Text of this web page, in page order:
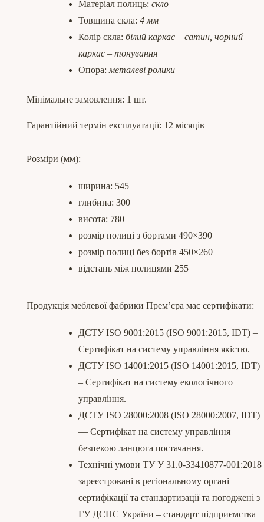
Матеріал полиць: скло
Товщина скла: 4 мм
Колір скла: білий каркас – сатин, чорний
каркас – тонування
Опора: металеві ролики
Мінімальне замовлення: 1 шт.
Гарантійний термін експлуатації: 12 місяців
Розміри (мм):
ширина: 545
глибина: 300
висота: 780
розмір полиці з бортами 490×390
розмір полиці без бортів 450×260
відстань між полицями 255
Продукція меблевої фабрики Прем’єра має сертифікати:
ДСТУ ISO 9001:2015 (ISO 9001:2015, IDT) –
Сертифікат на систему управління якістю.
ДСТУ ISO 14001:2015 (ISO 14001:2015, IDT)
– Сертифікат на систему екологічного
управління.
ДСТУ ISO 28000:2008 (ISO 28000:2007, IDT)
— Сертифікат на систему управління
безпекою ланцюга постачання.
Технічні умови ТУ У 31.0-33410877-001:2018
зареєстровані в регіональному органі
сертифікації та стандартизації та погоджені з
ГУ ДСНС України – стандарт підприємства